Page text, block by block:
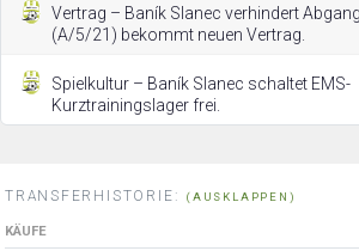
Vertrag – Baník Slanec verhindert
(A/5/21) bekommt neuen Vertrag.
Spielkultur – Baník Slanec schaltet EMS-
Kurztrainingslager frei.
TRANSFERHISTORIE: (AUSKLAPPEN)
KÄUFE